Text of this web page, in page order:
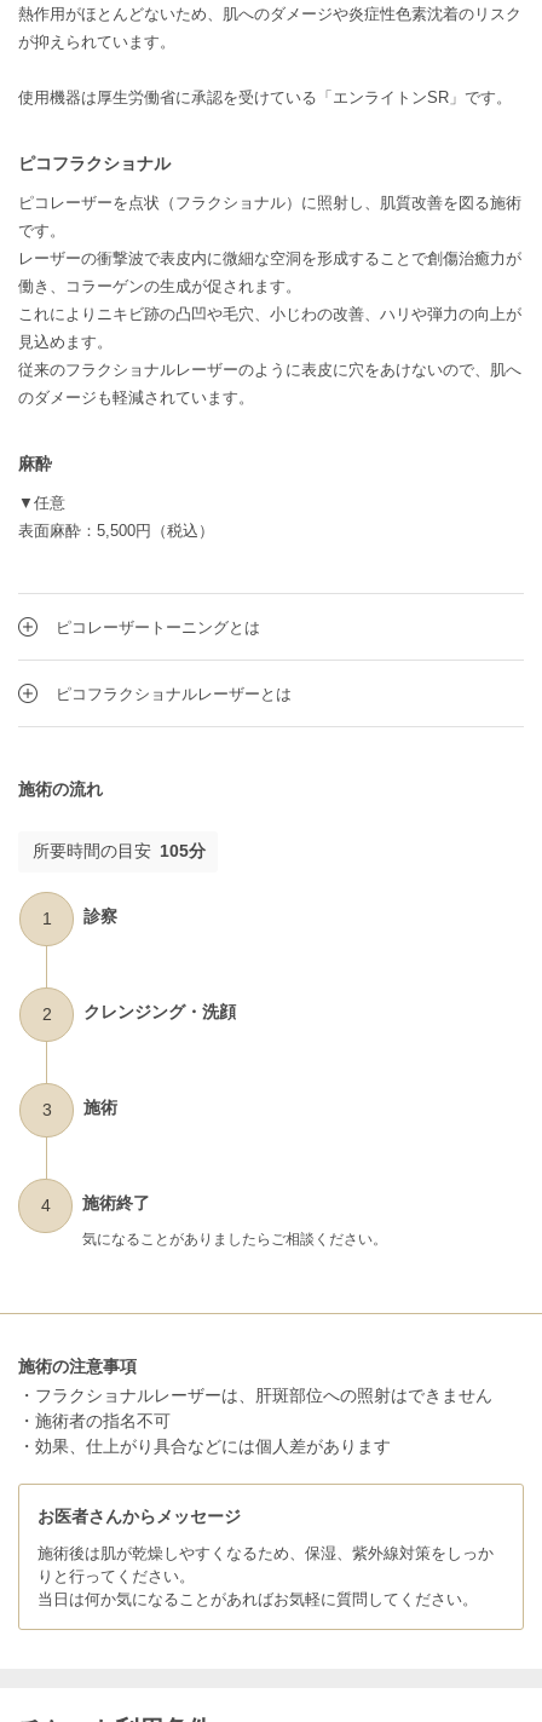
熱作用がほとんどないため、肌へのダメージや炎症性色素沈着のリスク
が抑えられています。
使用機器は厚生労働省に承認を受けている「エンライトンSR」です。
ピコフラクショナル
ピコレーザーを点状（フラクショナル）に照射し、肌質改善を図る施術
です。
レーザーの衝撃波で表皮内に微細な空洞を形成することで創傷治癒力が
働き、コラーゲンの生成が促されます。
これによりニキビ跡の凸凹や毛穴、小じわの改善、ハリや弾力の向上が
見込めます。
従来のフラクショナルレーザーのように表皮に穴をあけないので、肌へ
のダメージも軽減されています。
麻酔
▼任意
表面麻酔：5,500円（税込）
ピコレーザートーニングとは
ピコフラクショナルレーザーとは
施術の流れ
所要時間の目安 105分
1 診察
2 クレンジング・洗顔
3 施術
4 施術終了
気になることがありましたらご相談ください。
施術の注意事項
・フラクショナルレーザーは、肝斑部位への照射はできません
・施術者の指名不可
・効果、仕上がり具合などには個人差があります
お医者さんからメッセージ
施術後は肌が乾燥しやすくなるため、保湿、紫外線対策をしっか
りと行ってください。
当日は何か気になることがあればお気軽に質問してください。